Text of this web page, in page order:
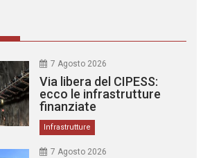
7 Agosto 2026
Via libera del CIPESS:
ecco le infrastrutture
finanziate
Infrastrutture
7 Agosto 2026